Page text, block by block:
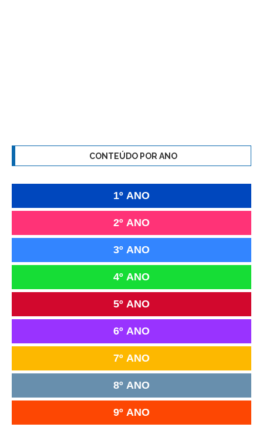
CONTEÚDO POR ANO
1º ANO
2º ANO
3º ANO
4º ANO
5º ANO
6º ANO
7º ANO
8º ANO
9º ANO